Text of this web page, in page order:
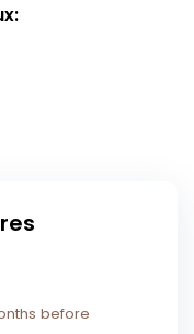
before